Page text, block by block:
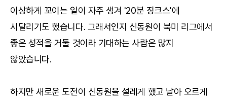
이상하게 꼬이는 일이 자주 생겨 '20분 징크스'에
시달리기도 했습니다. 그래서인지 신동원이 북미 리그에서
좋은 성적을 거둘 것이라 기대하는 사람은 많지
않았습니다.
하지만 새로운 도전이 신동원을 설레게 했고 날아 오르게